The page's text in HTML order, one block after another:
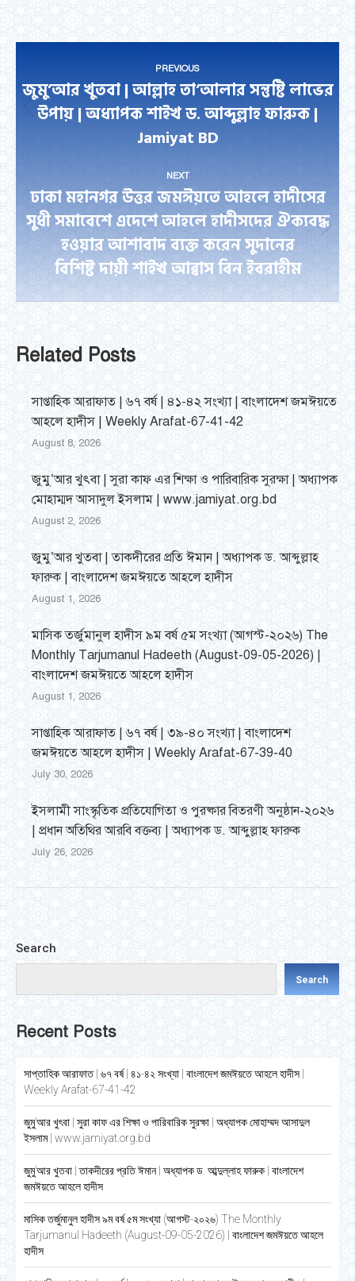
Facebook
on
Twitter
on
LinkedIn
WhatsApp
on
Pinterest
navigation
PREVIOUS
Previous
post:
জুমু’আর খুতবা | আল্লাহ তা’আলার সন্তুষ্টি লাভের
উপায় | অধ্যাপক শাইখ ড. আব্দুল্লাহ ফারুক |
Jamiyat BD
NEXT
post:
ঢাকা মহানগর উত্তর জমঈয়তে আহলে হাদীসের
সুধী সমাবেশে এদেশে আহলে হাদীসদের ঐক্যবদ্ধ
হওয়ার আশাবাদ ব্যক্ত করেন সুদানের
বিশিষ্ট দায়ী শাইখ আব্বাস বিন ইবরাহীম
Related Posts
সাপ্তাহিক আরাফাত | ৬৭ বর্ষ | ৪১-৪২ সংখ্যা | বাংলাদেশ জমঈয়তে
আহলে হাদীস | Weekly Arafat-67-41-42
August 8, 2026
জুমু’আর খুৎবা | সুরা কাফ এর শিক্ষা ও পারিবারিক সুরক্ষা | অধ্যাপক
মোহাম্মদ আসাদুল ইসলাম | www.jamiyat.org.bd
August 2, 2026
জুমু’আর খুতবা | তাকদীরের প্রতি ঈমান | অধ্যাপক ড. আব্দুল্লাহ
ফারুক | বাংলাদেশ জমঈয়তে আহলে হাদীস
August 1, 2026
মাসিক তর্জুমানুল হাদীস ৯ম বর্ষ ৫ম সংখ্যা (আগস্ট-২০২৬) The
Monthly Tarjumanul Hadeeth (August-09-05-2026) |
বাংলাদেশ জমঈয়তে আহলে হাদীস
August 1, 2026
সাপ্তাহিক আরাফাত | ৬৭ বর্ষ | ৩৯-৪০ সংখ্যা | বাংলাদেশ
জমঈয়তে আহলে হাদীস | Weekly Arafat-67-39-40
July 30, 2026
ইসলামী সাংস্কৃতিক প্রতিযোগিতা ও পুরষ্কার বিতরণী অনুষ্ঠান-২০২৬
| প্রধান অতিথির আরবি বক্তব্য | অধ্যাপক ড. আব্দুল্লাহ ফারুক
July 26, 2026
Search
Search
Recent Posts
সাপ্তাহিক আরাফাত | ৬৭ বর্ষ | ৪১-৪২ সংখ্যা | বাংলাদেশ জমঈয়তে আহলে হাদীস |
Weekly Arafat-67-41-42
জুমু’আর খুৎবা | সুরা কাফ এর শিক্ষা ও পারিবারিক সুরক্ষা | অধ্যাপক মোহাম্মদ আসাদুল
ইসলাম | www.jamiyat.org.bd
জুমু’আর খুতবা | তাকদীরের প্রতি ঈমান | অধ্যাপক ড. আব্দুল্লাহ ফারুক | বাংলাদেশ
জমঈয়তে আহলে হাদীস
মাসিক তর্জুমানুল হাদীস ৯ম বর্ষ ৫ম সংখ্যা (আগস্ট-২০২৬) The Monthly
Tarjumanul Hadeeth (August-09-05-2026) | বাংলাদেশ জমঈয়তে আহলে
হাদীস